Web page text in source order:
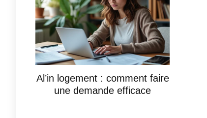
Al’in logement : comment faire
une demande efficace